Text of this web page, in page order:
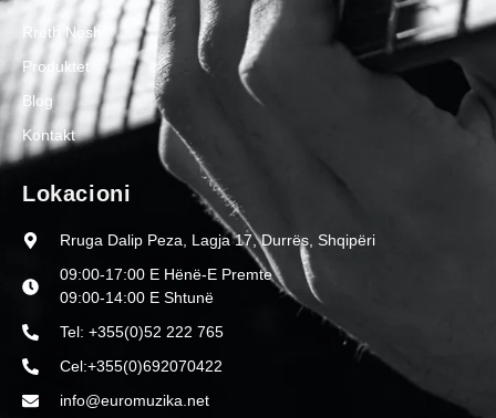
Rreth Nesh
Produktet
Blog
Kontakt
Lokacioni
Rruga Dalip Peza, Lagja 17, Durrës, Shqipëri
09:00-17:00 E Hënë-E Premte
09:00-14:00 E Shtunë
Tel: +355(0)52 222 765
Cel:+355(0)692070422
info@euromuzika.net